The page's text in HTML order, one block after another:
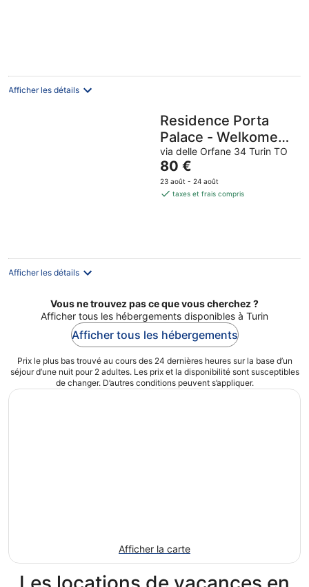
Afficher les détails
Residence Porta
Palace - Welkome
Apartments
via delle Orfane 34 Turin TO
Le
prix
est
80 €
23 août - 24 août
taxes et frais compris
Afficher les détails
Vous ne trouvez pas ce que vous cherchez ?
Afficher tous les hébergements disponibles à Turin
Afficher tous les hébergements
Prix le plus bas trouvé au cours des 24 dernières heures sur la base d’un
séjour d’une nuit pour 2 adultes. Les prix et la disponibilité sont susceptibles
de changer. D’autres conditions peuvent s’appliquer.
Afficher la carte